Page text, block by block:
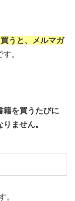
うと、メルマガ
す。
籍を買うたびに
ません。
。